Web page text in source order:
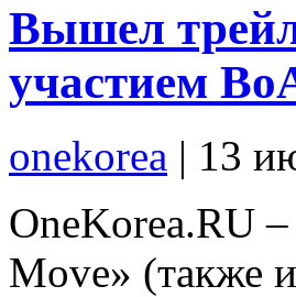
Вышел
участием
onekorea | 13
OneKorea.RU
Move» (также